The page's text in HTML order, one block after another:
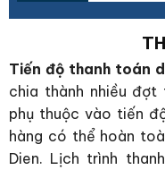
Tiến độ thanh toán
chia thành nhiều
phụ thuộc vào tiến
hàng có thể hoàn
Dien. Lịch trình